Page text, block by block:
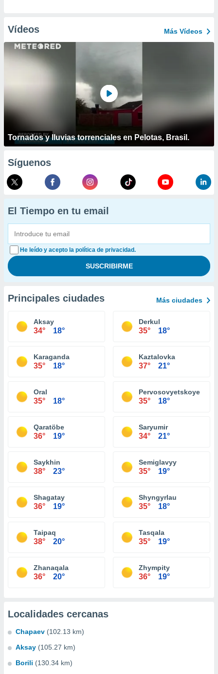
Vídeos Más Vídeos
Tornados y lluvias torrenciales en Pelotas, Brasil.
Síguenos
El Tiempo en tu email
He leído y acepto la política de privacidad.
Principales ciudades Más ciudades
Aksay
34° 18°
Derkul
35° 18°
Karaganda
35° 18°
Kaztalovka
37° 21°
Oral
35° 18°
Pervosovyetskoye
35° 18°
Qaratöbe
36° 19°
Saryumir
34° 21°
Saykhin
38° 23°
Semiglavyy
35° 19°
Shagatay
36° 19°
Shyngyrlau
35° 18°
Taipaq
38° 20°
Tasqala
35° 19°
Zhanaqala
36° 20°
Zhympity
36° 19°
Localidades cercanas
Chapaev (102.13 km)
Aksay (105.27 km)
Borili (130.34 km)